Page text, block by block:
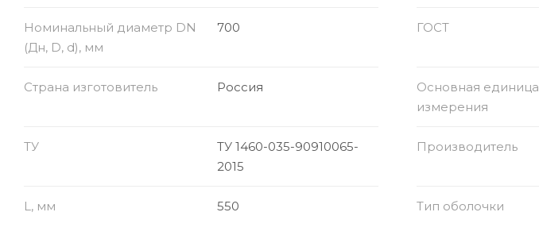
Номинальный диаметр DN
(Дн, D, d), мм
700 ГОСТ
Страна изготовитель Россия
Основная единица
измерения
ТУ
ТУ 1460-035-90910065-
2015
Производитель
L, мм 550 Тип оболочки